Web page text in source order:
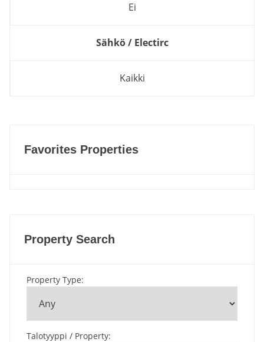
Ei
Sähkö / Electirc
Kaikki
Favorites Properties
Property Search
Property Type:
Talotyyppi / Property: